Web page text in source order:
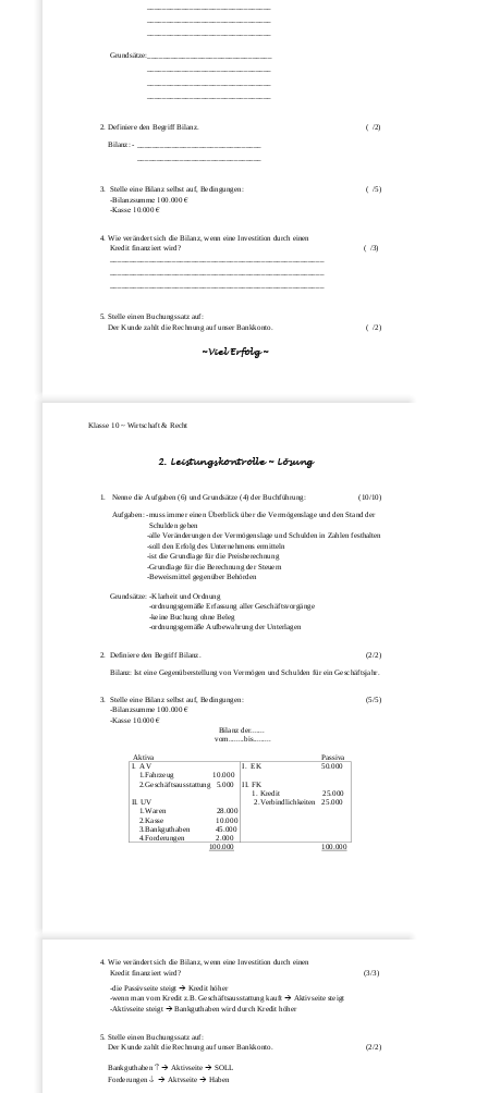
Grundsätze:________________________________
2. Definiere den Begriff Bilanz.                                                                                      (  /2)
Bilanz: -
3.  Stelle eine Bilanz selbst auf, Bedingungen:                                                               (  /5)
-Bilanzsumme 100.000 €
-Kasse 10.000 €
4. Wie verändert sich die Bilanz, wenn eine Investition durch einen
Kredit finanziert wird?                                                                                              (  /3)
5. Stelle einen Buchungssatz auf:
Der Kunde zahlt die Rechnung auf unser Bankkonto.                                                (  /2)
~Viel Erfolg ~
Klasse 10 ~ Wirtschaft & Recht
2. Leistungskontrolle ~ Lösung
1. Nenne die Aufgaben (6) und Grundsätze (4) der Buchführung: (10/10)
Aufgaben: -muss immer einen Überblick über die Vermögenslage und den Stand der
Schulden geben
-alle Veränderungen der Vermögenslage und Schulden in Zahlen festhalten
-soll den Erfolg des Unternehmens ermitteln
-ist die Grundlage für die Preisberechnung
-Grundlage für die Berechnung der Steuern
-Beweismittel gegenüber Behörden
Grundsätze: -Klarheit und Ordnung
-ordnungsgemäße Erfassung aller Geschäftsvorgänge
-keine Buchung ohne Beleg
-ordnungsgemäße Aufbewahrung der Unterlagen
2.  Definiere den Begriff Bilanz.                                                                                     (2/2)
Bilanz: Ist eine Gegenüberstellung von Vermögen und Schulden für ein Geschäftsjahr.
3.  Stelle eine Bilanz selbst auf, Bedingungen:                                                               (5/5)
-Bilanzsumme 100.000 €
-Kasse 10.000 €
Bilanz der.......
vom........bis.........
Aktiva
Passiva
I.  AV
1.Fahrzeug 10.000
2.Geschäftsausstattung 5.000
II. UV
1.Waren 28.000
2.Kasse 10.000
3.Bankguthaben
45.000
4.Forderungen 2 000
I.  EK                               50.000
II. FK
1. Kredit                      25.000
2.Verbindlichkeiten   25.000
100.000 100.000
4. Wie verändert sich die Bilanz, wenn eine Investition durch einen
Kredit finanziert wird?
(3/3)
-die Passivseite steigt 
Kredit höher
-wenn man vom Kredit z.B. Geschäftsausstattung kauft 
Aktivseite steigt
-Aktivseite steigt  Bankguthaben wird durch Kredit höher
5. Stelle einen Buchungssatz auf:
Der Kunde zahlt die Rechnung auf unser Bankkonto.                                                (2/2)
Bankguthaben   Aktivseite 
SOLL
Forderungen   Aktvseite  Haben